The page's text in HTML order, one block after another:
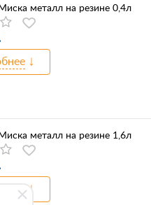
металл на резине 0,4л
металл на резине 1,6л